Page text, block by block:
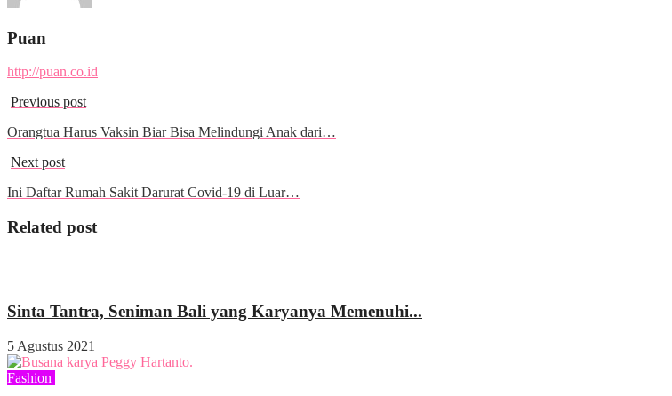
Puan
http://puan.co.id
Previous post
Orangtua Harus Vaksin Biar Bisa Melindungi Anak dari…
Next post
Ini Daftar Rumah Sakit Darurat Covid-19 di Luar…
Related post
Sinta Tantra, Seniman Bali yang Karyanya Memenuhi...
5 Agustus 2021
Fashion